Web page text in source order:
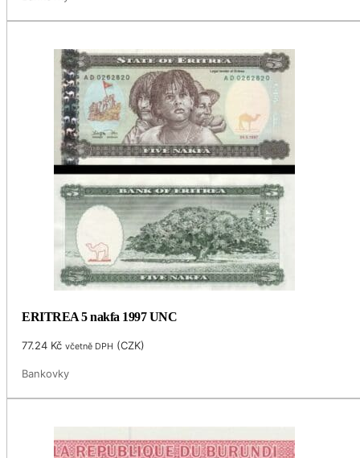
ERITREA 5 nakfa 1997 UNC
77.24 Kč včetně DPH (CZK)
Bankovky